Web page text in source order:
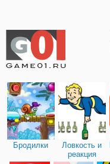
Бродилки
Ловкость и
реакция